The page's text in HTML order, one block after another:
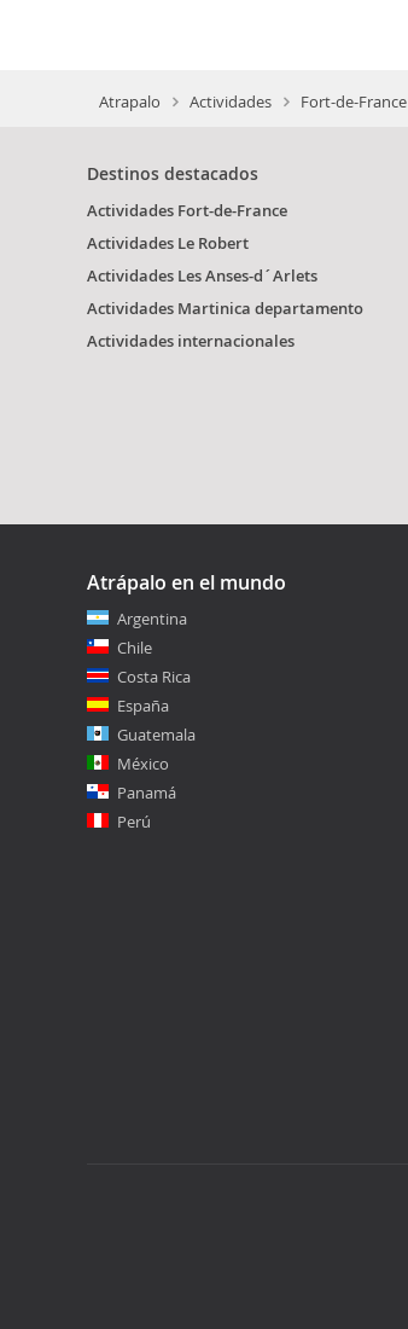
Atrapalo Actividades Fort-de-France
Destinos destacados
Actividades Fort-de-France
Actividades Le Robert
Actividades Les Anses-d´Arlets
Actividades Martinica departamento
Actividades internacionales
Atrápalo en el mundo
Argentina
Chile
Costa Rica
España
Guatemala
México
Panamá
Perú